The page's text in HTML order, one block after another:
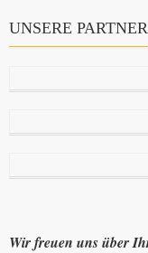
UNSERE PARTNER
Wir freuen uns über